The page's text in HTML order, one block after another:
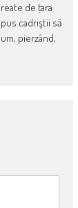
de ţara
cadriştii să
pierzând,